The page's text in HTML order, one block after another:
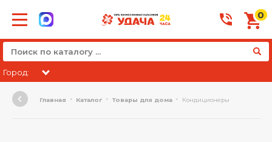
0
Город:
Главная Каталог Товары для дома Кондиционеры